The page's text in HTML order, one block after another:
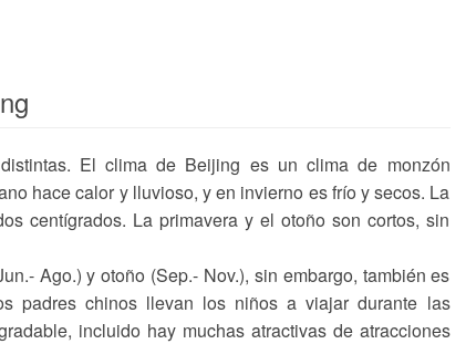
El clima de Beijing es un clima de monzón
hace calor y lluvioso, y en invierno es frío y secos. La
centígrados. La primavera y el otoño son cortos, sin
Ago.) y otoño (Sep.- Nov.), sin embargo, también es
padres chinos llevan los niños a viajar durante las
incluido hay muchas atractivas de atracciones